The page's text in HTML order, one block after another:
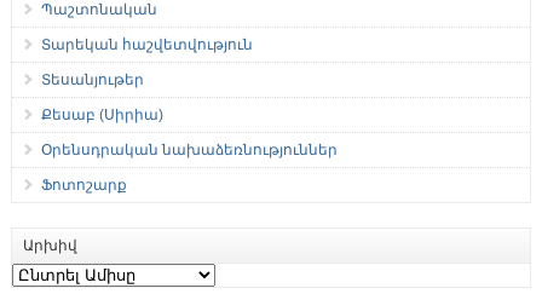
Պաշտոնական
Տարեկան հաշվետվություն
Տեսանյութեր
Քեսաբ (Սիրիա)
Օրենսդրական նախաձեռնություններ
Ֆոտոշարք
Արխիվ
Արխիվ